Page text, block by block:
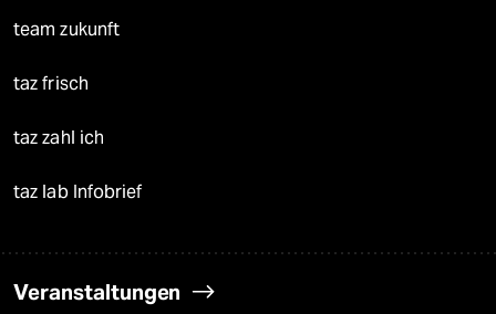
team zukunft
taz frisch
taz zahl ich
taz lab Infobrief
Veranstaltungen